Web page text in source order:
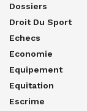
Dossiers
Droit Du Sport
Echecs
Economie
Equipement
Equitation
Escrime